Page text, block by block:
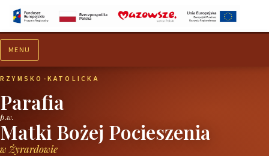
MENU
RZYMSKO-KATOLICKA
Parafia
p.w.
Matki Bożej Pocieszenia
w Żyrardowie